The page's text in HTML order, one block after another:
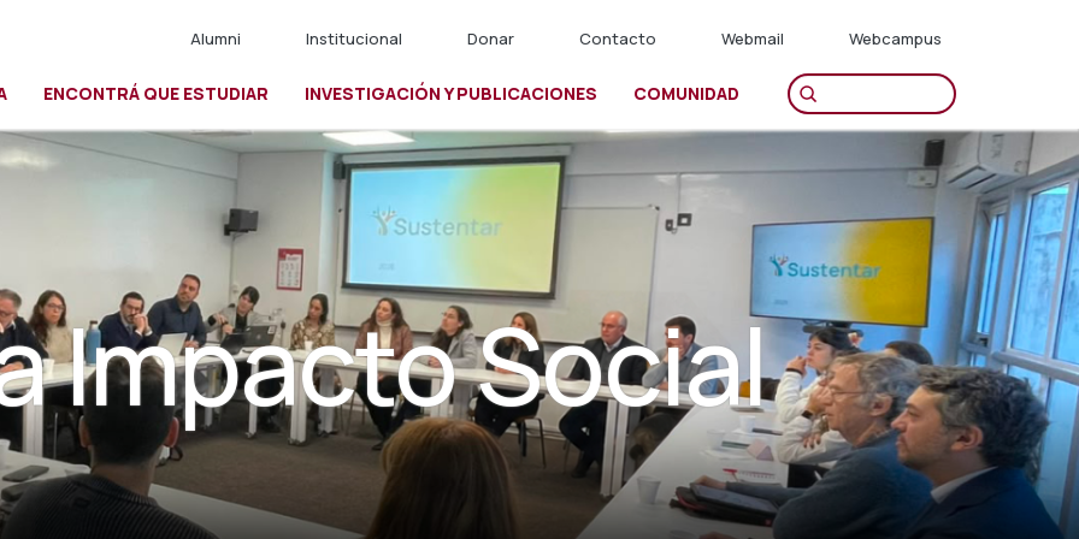
Alumni Institucional Donar Contacto Webmail Webcampus
ENCONTRÁ QUE ESTUDIAR INVESTIGACIÓN Y PUBLICACIONES COMUNIDAD
Impacto Social